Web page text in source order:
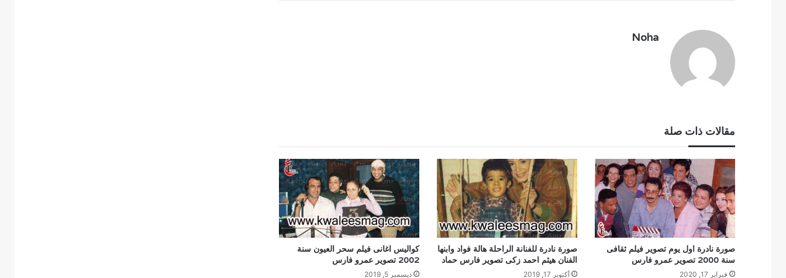
Noha
مقالات ذات صلة
صورة نادرة اول يوم تصوير فيلم ثقافى
سنة 2000 تصوير عمرو فارس
فبراير 17, 2020
صورة نادرة للفنانة الراحلة هالة فواد وابنها
الفنان هيثم احمد زكى تصوير فارس حماد
أكتوبر 17, 2019
كواليس اغانى فيلم سحر العيون سنة
2002 تصوير عمرو فارس
ديسمبر 5, 2019